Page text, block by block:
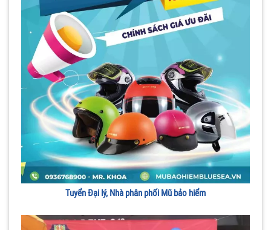
Tuyển Đại lý, Nhà phân phối Mũ bảo hiểm